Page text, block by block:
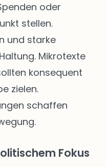
oder
stellen.
und starke
Mikrotexte
konsequent
zielen.
schaffen
Fokus